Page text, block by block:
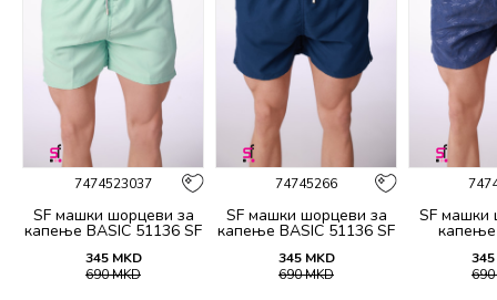
7474523037
SF машки шорцеви за
капење BASIC 51136 SF
345 MKD
690MKD
74745266
SF машки шорцеви за
капење BASIC 51136 SF
345 MKD
690MKD
SF машки
345
690